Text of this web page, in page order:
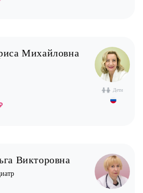
Дети
Михайловна
Викторовна